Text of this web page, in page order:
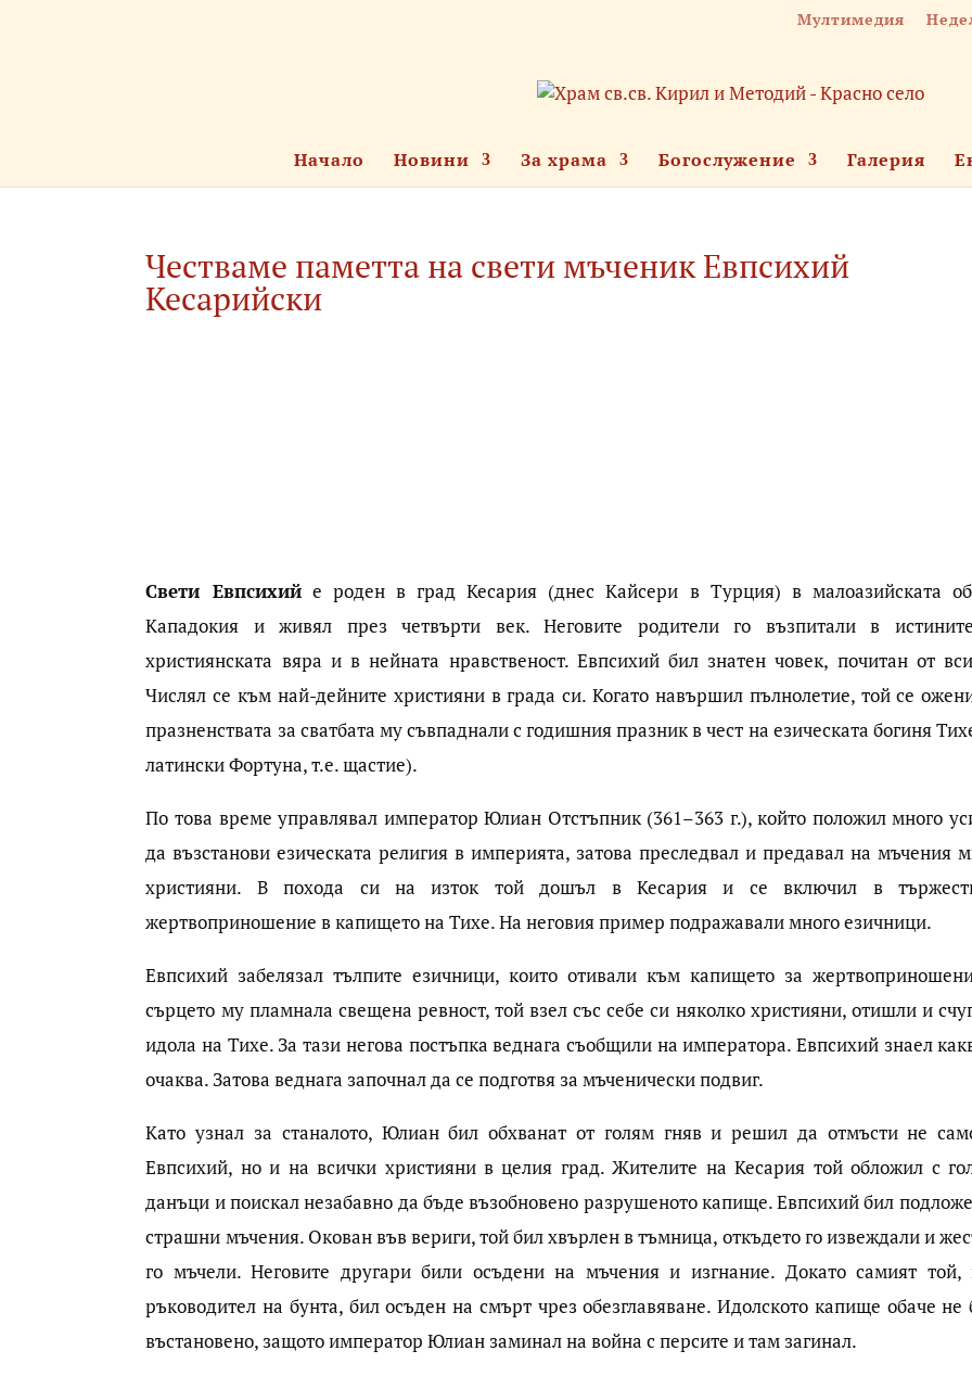
Мултимедия
Начало Новини За храма Богослужение Галерия
Честваме паметта на свети мъченик Евпсихий
Кесарийски
Свети Евпсихийе роден в град Кесария (днес Кайсери в Турция) в малоазийската
Кападокия и живял през четвърти век. Неговите родители го възпитали в
християнската вяра и в нейната нравственост. Евпсихий бил знатен човек, почитан от
Числял се към най-дейните християни в града си. Когато навършил пълнолетие, той се
празненствата за сватбата му съвпаднали с годишния празник в чест на езическата богиня
латински Фортуна, т.е. щастие).
По това време управлявал император Юлиан Отстъпник (361–363 г.), който положил много
да възстанови езическата религия в империята, затова преследвал и предавал на мъчения
християни. В похода си на изток той дошъл в Кесария и се включил в
жертвоприношение в капището на Тихе. На неговия пример подражавали много езичници.
Евпсихий забелязал тълпите езичници, които отивали към капището за
сърцето му пламнала свещена ревност, той взел със себе си няколко християни, отишли и
идола на Тихе. За тази негова постъпка веднага съобщили на императора. Евпсихий знаел
очаква. Затова веднага започнал да се подготвя за мъченически подвиг.
Като узнал за станалото, Юлиан бил обхванат от голям гняв и решил да отмъсти не
Евпсихий, но и на всички християни в целия град. Жителите на Кесария той обложил с
данъци и поискал незабавно да бъде възобновено разрушеното капище. Евпсихий бил
страшни мъчения. Окован във вериги, той бил хвърлен в тъмница, откъдето го извеждали и
го мъчели. Неговите другари били осъдени на мъчения и изгнание. Докато самият той,
ръководител на бунта, бил осъден на смърт чрез обезглавяване. Идолското капище обаче не
въстановено, защото император Юлиан заминал на война с персите и там загинал.